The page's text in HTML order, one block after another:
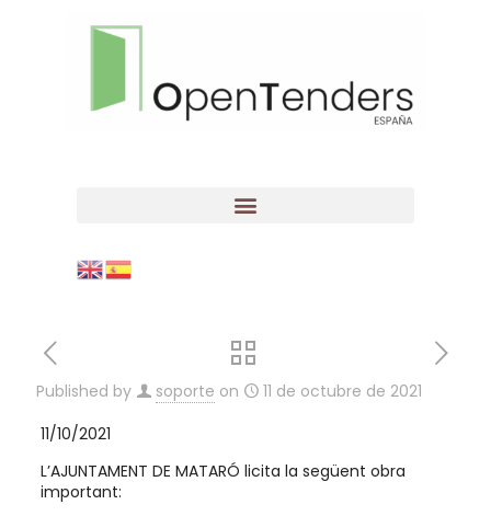
Published by soporte on
11 de octubre de 2021
11/10/2021
L’AJUNTAMENT DE MATARÓ licita la següent obra
important: